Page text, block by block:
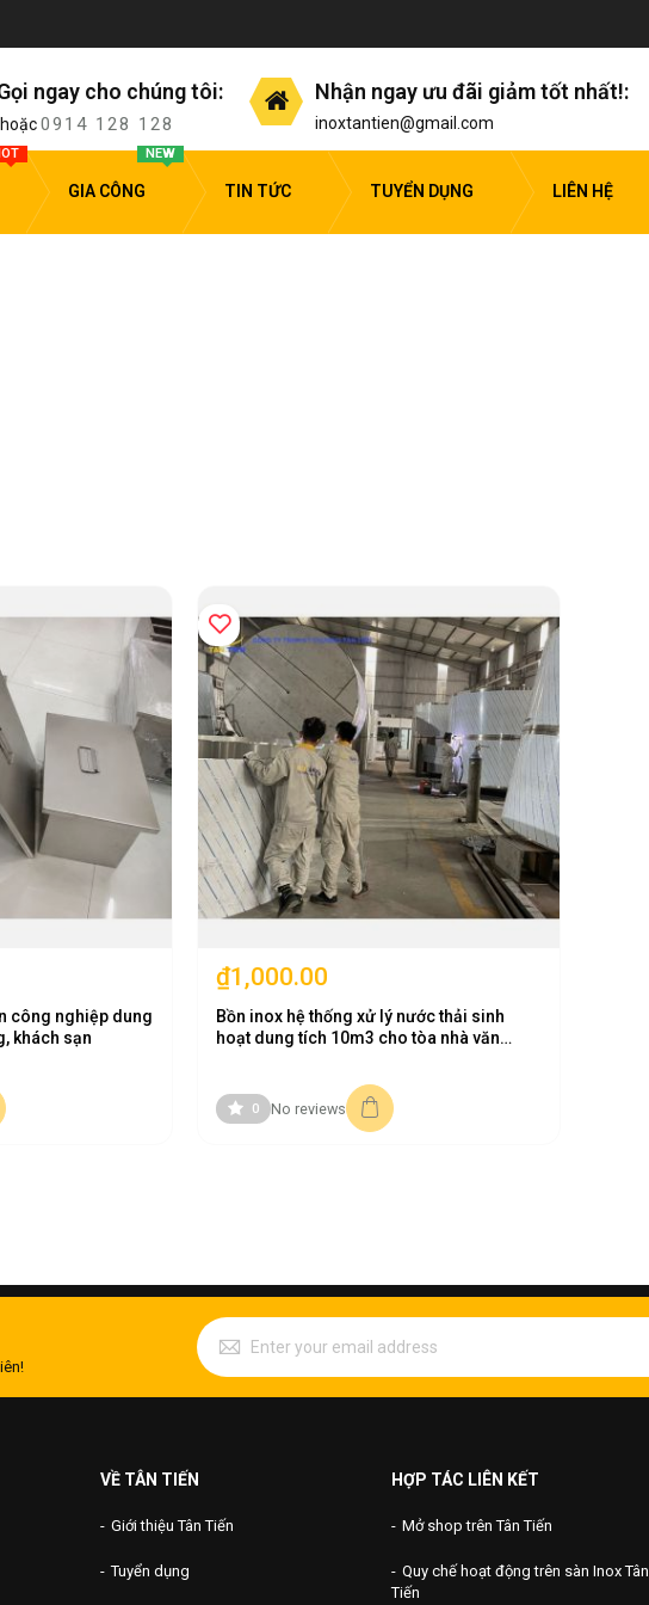
ngay cho chúng tôi:
hoặc0914 128 128
Nhận ngay ưu đãi giảm tốt nhất!:
inoxtantien@gmail.com
GIA CÔNG
NEW
TIN TỨC TUYỂN DỤNG LIÊN HỆ
công nghiệp dung
khách sạn
₫1,000.00
Bồn inox hệ thống xử lý nước thải sinh
hoạt dung tích 10m3 cho tòa nhà văn
0 No reviews
VỀ TÂN TIẾN
Giới thiệu Tân Tiến
Tuyển dụng
HỢP TÁC LIÊN KẾT
Mở shop trên Tân Tiến
Quy chế hoạt động trên sàn Inox Tân
Tiến